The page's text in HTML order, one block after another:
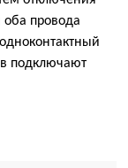
оба провода
подключают